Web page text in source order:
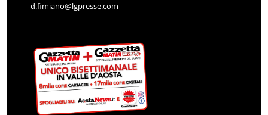
d.fimiano@lgpresse.com